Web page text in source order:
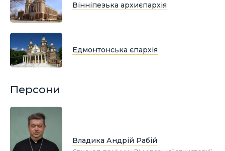
Вінніпезька архиєпархія
Едмонтонська єпархія
Персони
Владика Андрій Рабій